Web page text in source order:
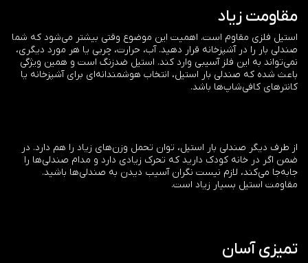
مقاومت زیاد
استیل فلزی مقاوم است. اهمیت این موضوع وقتی بیشتر می‌شود که شما
صندلی بار را در آشپزخانه قرار دهید. آب، حرارت، چربی یا هر مورد دیگری،‌‌
نمی‌تواند به این فلز آسیبی وارد کند. استیل ضدزنگ است و همین ویژگی
باعث شده که صندلی بار استیل، انتخاب هوشمندانه‌ای برای آشپزخانه یا
کانترهای کافی‌شاپ‌ها باشد.
از طرف دیگر صندلی بار استیل، توان تحمل وزن‌های زیاد را هم دارد. در
ضمن اگر در خانه کودک دارید که تحرک زیادی دارد و مدام صندلی‌ها را
جابه‌جا می‌کند، لازم نیست نگران آسیب دیدن به صندلی‌ها باشید.
مقاومت استیل بسیار زیاد است.
تمیزی آسان